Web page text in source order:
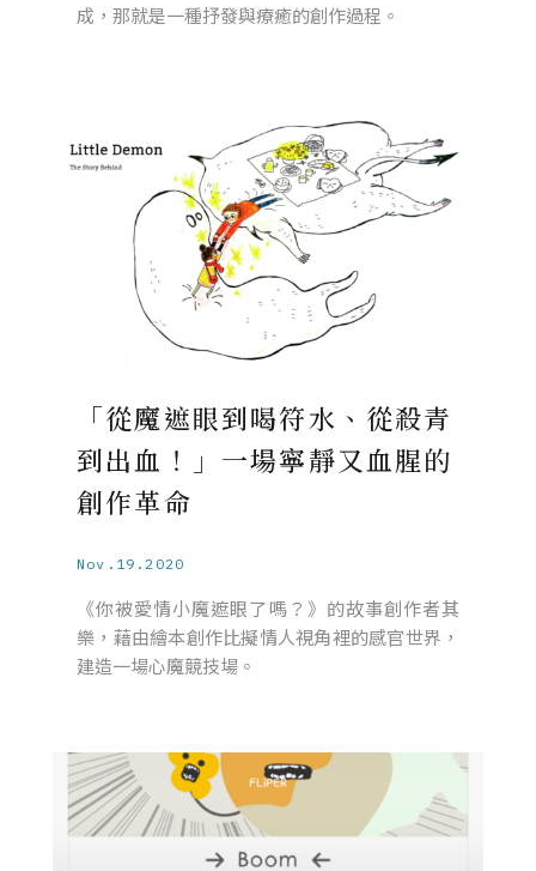
成，那就是一種抒發與療癒的創作過程。
「從魔遮眼到喝符水、從殺青
到出血！」一場寧靜又血腥的
創作革命
Nov.19.2020
《你被愛情小魔遮眼了嗎？》的故事創作者其
樂，藉由繪本創作比擬情人視角裡的感官世界，
建造一場心魔競技場。